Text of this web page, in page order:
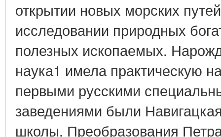
открытии новых морских
исследовании природных
полезных ископаемых.
наука1 имела практическую
первыми русскими
заведениями были
школы. Преобразования